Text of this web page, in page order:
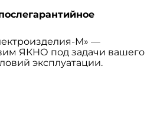
М» —
ЯКНО под задачи вашего
эксплуатации.